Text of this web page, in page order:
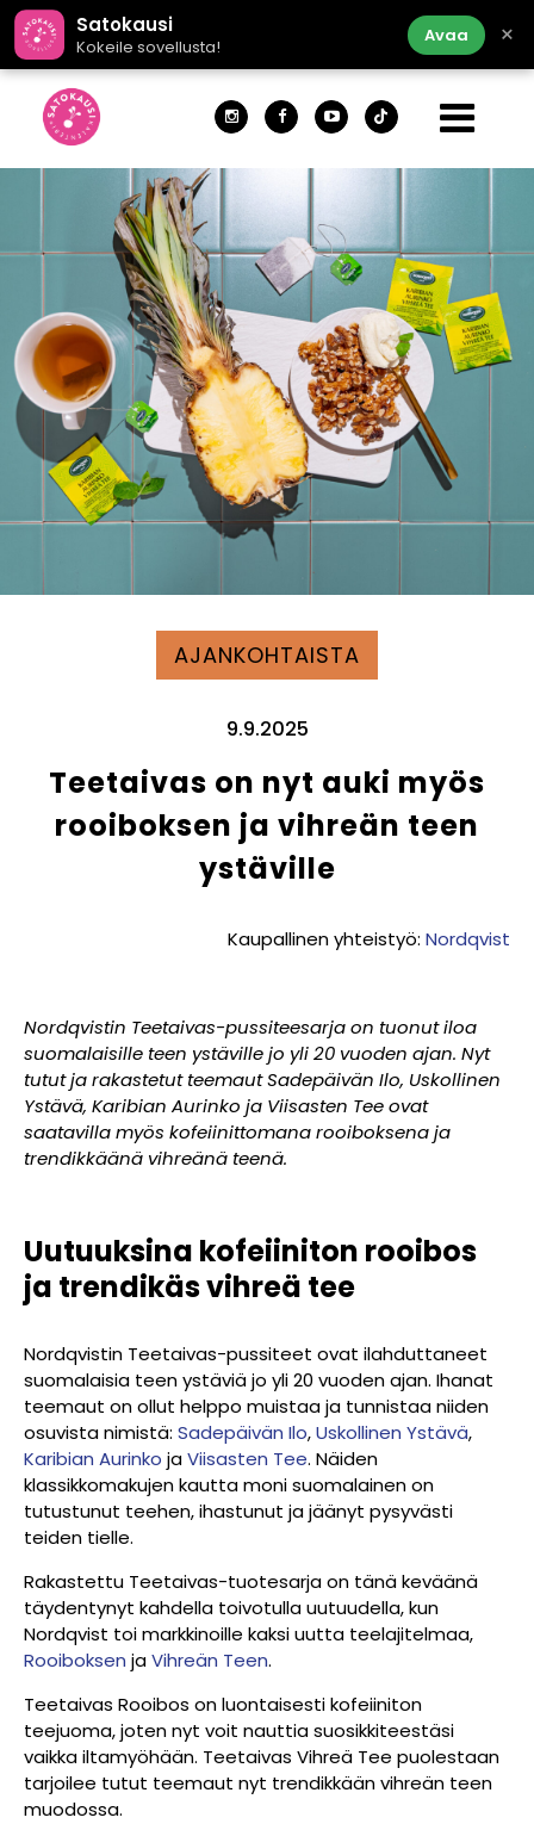
Satokausi
Kokeile sovellusta!
Avaa ×
AJANKOHTAISTA
9.9.2025
Teetaivas on nyt auki myös
rooiboksen ja vihreän teen
ystäville
Kaupallinen yhteistyö: Nordqvist
Nordqvistin Teetaivas-pussiteesarja on tuonut iloa
suomalaisille teen ystäville jo yli 20 vuoden ajan. Nyt
tutut ja rakastetut teemaut Sadepäivän Ilo, Uskollinen
Ystävä, Karibian Aurinko ja Viisasten Tee ovat
saatavilla myös kofeiinittomana rooiboksena ja
trendikkäänä vihreänä teenä.
Uutuuksina kofeiiniton rooibos
ja trendikäs vihreä tee
Nordqvistin Teetaivas-pussiteet ovat ilahduttaneet
suomalaisia teen ystäviä jo yli 20 vuoden ajan. Ihanat
teemaut on ollut helppo muistaa ja tunnistaa niiden
osuvista nimistä: Sadepäivän Ilo,Uskollinen Ystävä,
Karibian Aurinko jaViisasten Tee. Näiden
klassikkomakujen kautta moni suomalainen on
tutustunut teehen, ihastunut ja jäänyt pysyvästi
teiden tielle.
Rakastettu Teetaivas-tuotesarja on tänä keväänä
täydentynyt kahdella toivotulla uutuudella, kun
Nordqvist toi markkinoille kaksi uutta teelajitelmaa,
Rooiboksen jaVihreän Teen.
Teetaivas Rooibos on luontaisesti kofeiiniton
teejuoma, joten nyt voit nauttia suosikkiteestäsi
vaikka iltamyöhään. Teetaivas Vihreä Tee puolestaan
tarjoilee tutut teemaut nyt trendikkään vihreän teen
muodossa.